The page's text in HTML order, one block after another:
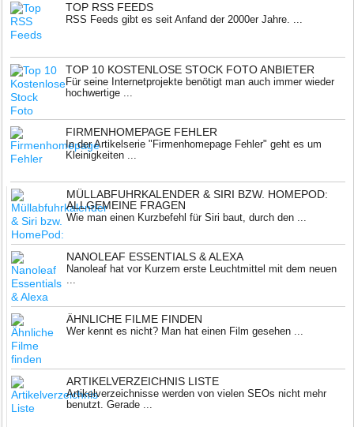
TOP RSS FEEDS
RSS Feeds gibt es seit Anfand der 2000er Jahre. ...
TOP 10 KOSTENLOSE STOCK FOTO ANBIETER
Für seine Internetprojekte benötigt man auch immer wieder
hochwertige ...
FIRMENHOMEPAGE FEHLER
In der Artikelserie "Firmenhomepage Fehler" geht es um
Kleinigkeiten ...
MÜLLABFUHRKALENDER & SIRI BZW. HOMEPOD:
ALLGEMEINE FRAGEN
Wie man einen Kurzbefehl für Siri baut, durch den ...
NANOLEAF ESSENTIALS & ALEXA
Nanoleaf hat vor Kurzem erste Leuchtmittel mit dem neuen
...
ÄHNLICHE FILME FINDEN
Wer kennt es nicht? Man hat einen Film gesehen ...
ARTIKELVERZEICHNIS LISTE
Artikelverzeichnisse werden von vielen SEOs nicht mehr
benutzt. Gerade ...